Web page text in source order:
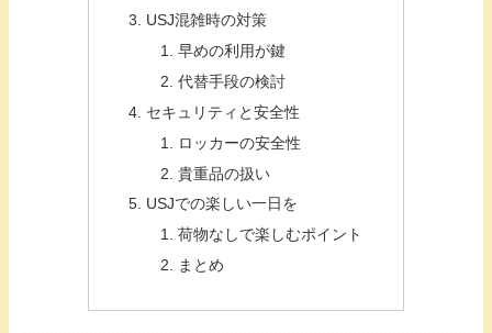
USJ混雑時の対策
早めの利用が鍵
代替手段の検討
セキュリティと安全性
ロッカーの安全性
貴重品の扱い
USJでの楽しい一日を
荷物なしで楽しむポイント
まとめ